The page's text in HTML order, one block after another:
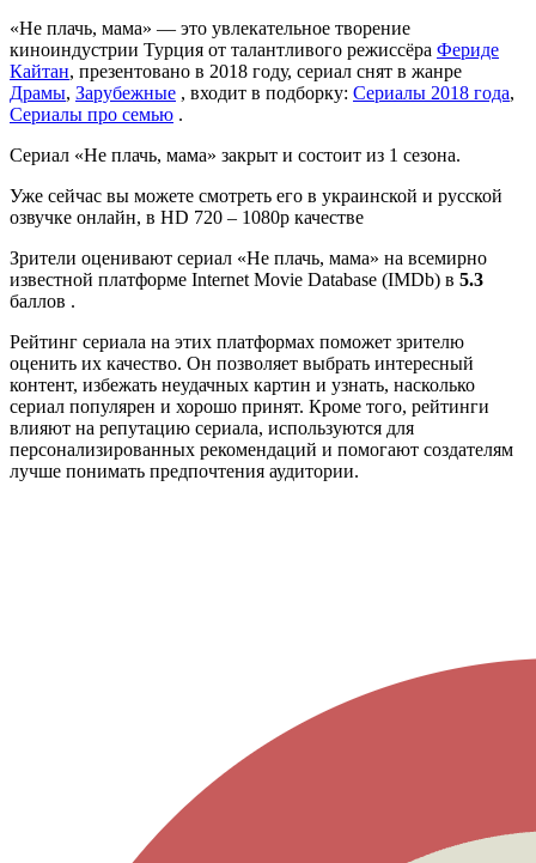
«Не плачь, мама» — это увлекательное творение
киноиндустрии Турция от талантливого режиссёра Фериде
Кайтан, презентовано в 2018 году, сериал снят в жанре
Драмы, Зарубежные , входит в подборку: Сериалы 2018 года,
Сериалы про семью .
Сериал «Не плачь, мама» закрыт и состоит из 1 сезона.
Уже сейчас вы можете смотреть его в украинской и русской
озвучке онлайн, в HD 720 – 1080p качестве
Зрители оценивают сериал «Не плачь, мама» на всемирно
известной платформе Internet Movie Database (IMDb) в 5.3
баллов .
Рейтинг сериала на этих платформах поможет зрителю
оценить их качество. Он позволяет выбрать интересный
контент, избежать неудачных картин и узнать, насколько
сериал популярен и хорошо принят. Кроме того, рейтинги
влияют на репутацию сериала, используются для
персонализированных рекомендаций и помогают создателям
лучше понимать предпочтения аудитории.